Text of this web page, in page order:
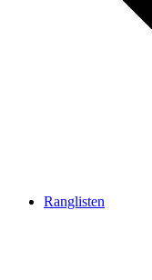
Ranglisten